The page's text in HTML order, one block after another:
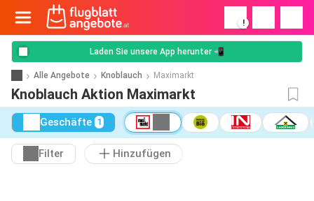
!
Laden Sie unsere App herunter 📲
Alle Angebote Knoblauch Maximarkt
Knoblauch Aktion Maximarkt
Geschäfte 1
Filter Hinzufügen